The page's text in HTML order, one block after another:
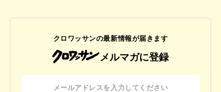
クロワッサンの最新情報が届きます
メルマガに登録